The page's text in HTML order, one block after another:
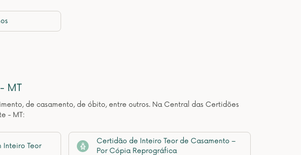
MT
de casamento, de óbito, entre outros. Na Central das Certidões
- MT:
Inteiro Teor
Certidão de Inteiro Teor de Casamento –
Por Cópia Reprográfica